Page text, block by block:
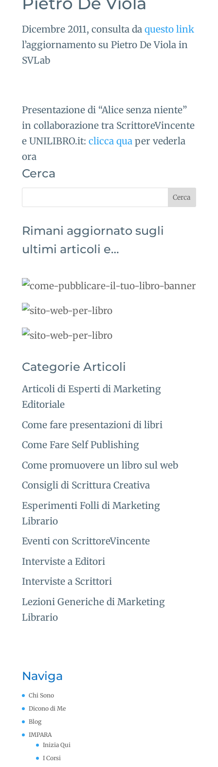
Dicembre 2011, consulta da questo link
l’aggiornamento su Pietro De Viola in
SVLab
Presentazione di “Alice senza niente”
in collaborazione tra ScrittoreVincente
e UNILIBRO.it: clicca quaper vederla
ora
Cerca
Rimani aggiornato sugli
ultimi articoli e…
Categorie Articoli
Articoli di Esperti di Marketing
Editoriale
Come fare presentazioni di libri
Come Fare Self Publishing
Come promuovere un libro sul web
Consigli di Scrittura Creativa
Esperimenti Folli di Marketing
Librario
Eventi con ScrittoreVincente
Interviste a Editori
Interviste a Scrittori
Lezioni Generiche di Marketing
Librario
Naviga
Chi Sono
Dicono di Me
Blog
IMPARA
Inizia Qui
I Corsi